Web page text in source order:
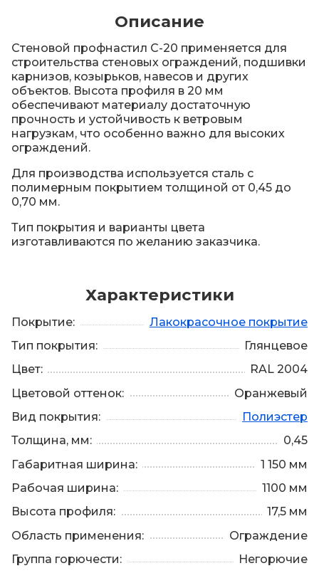
Описание
Стеновой профнастил С-20 применяется для
строительства стеновых ограждений, подшивки
карнизов, козырьков, навесов и других
объектов. Высота профиля в 20 мм
обеспечивают материалу достаточную
прочность и устойчивость к ветровым
нагрузкам, что особенно важно для высоких
ограждений.
Для производства используется сталь с
полимерным покрытием толщиной от 0,45 до
0,70 мм.
Тип покрытия и варианты цвета
изготавливаются по желанию заказчика.
Характеристики
Покрытие:
Лакокрасочное покрытие
Тип покрытия:
Глянцевое
Цвет:
RAL 2004
Цветовой оттенок:
Оранжевый
Вид покрытия:
Полиэстер
Толщина, мм:
0,45
Габаритная ширина:
1 150 мм
Рабочая ширина:
1100 мм
Высота профиля:
17,5 мм
Область применения:
Ограждение
Группа горючести:
Негорючие